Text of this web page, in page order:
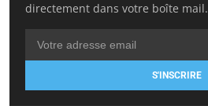
directement dans votre boîte mail.
S'INSCRIRE